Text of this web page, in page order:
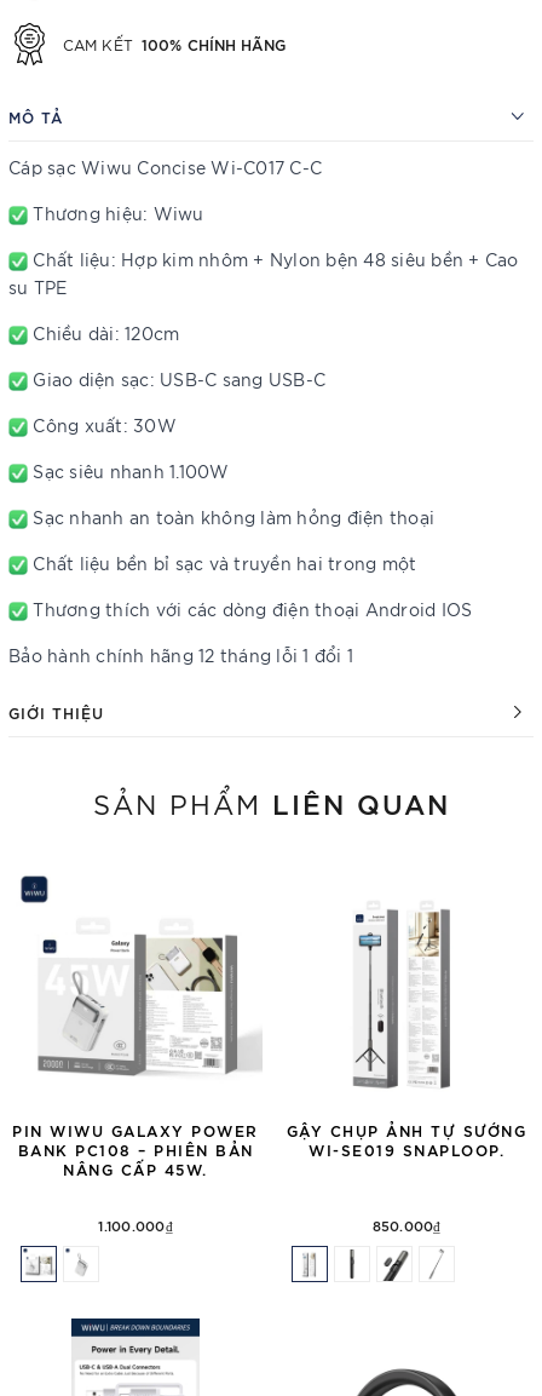
CAM KẾT 100% CHÍNH HÃNG
MÔ TẢ
Cáp sạc Wiwu Concise Wi-C017 C-C
Thương hiệu: Wiwu
Chất liệu: Hợp kim nhôm + Nylon bện 48 siêu bền + Cao
su TPE
Chiều dài: 120cm
Giao diện sạc: USB-C sang USB-C
Công xuất: 30W
Sạc siêu nhanh 1.100W
Sạc nhanh an toàn không làm hỏng điện thoại
Chất liệu bền bỉ sạc và truyền hai trong một
Thương thích với các dòng điện thoại Android IOS
Bảo hành chính hãng 12 tháng lỗi 1 đổi 1
GIỚI THIỆU
SẢN PHẨM LIÊN QUAN
PIN WIWU GALAXY POWER
BANK PC108 – PHIÊN BẢN
NÂNG CẤP 45W.
1.100.000₫
GẬY CHỤP ẢNH TỰ SƯỚNG
WI-SE019 SNAPLOOP.
850.000₫